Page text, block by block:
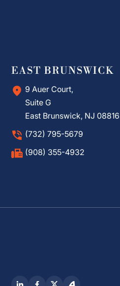
EAST BRUNSWICK
9 Auer Court,
Suite G
East Brunswick, NJ 08816
(732) 795-5679
(908) 355-4932